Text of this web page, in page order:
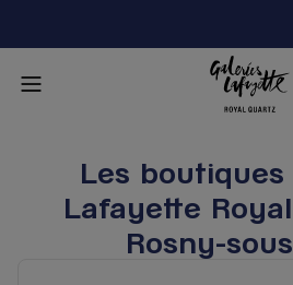
Les boutiques
Lafayette
Rosny-